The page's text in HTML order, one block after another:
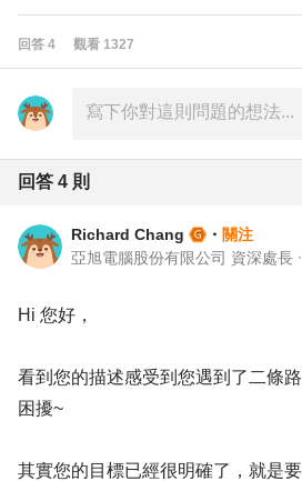
回答 4 觀看 1327
回答 4 則
Richard Chang ・ 關注
亞旭電腦股份有限公司 資深處長 ・
Hi 您好，
看到您的描述感受到您遇到了二條
困擾~
其實您的目標已經很明確了，就是